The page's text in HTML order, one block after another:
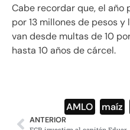
Cabe recordar que, el año
por 13 millones de pesos
van desde multas de 10
hasta 10 años de cárcel.
AMLO maíz
ANTERIOR